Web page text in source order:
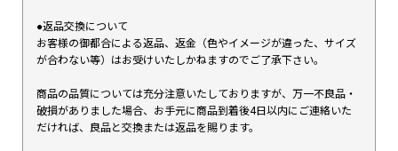
●返品交換について
お客様の御都合による返品、返金（色やイメージが違った、サイズ
が合わない等）はお受けいたしかねますのでご了承下さい。
商品の品質については充分注意いたしておりますが、万一不良品・
破損がありました場合、お手元に商品到着後4日以内にご連絡いた
だければ、良品と交換または返品を賜ります。